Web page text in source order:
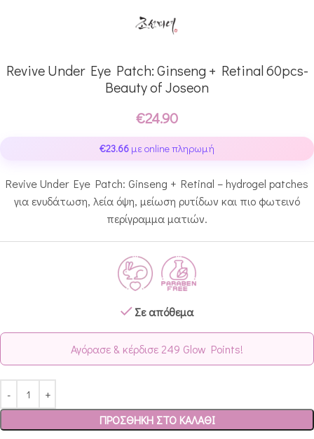
Revive Under Eye Patch: Ginseng + Retinal 60pcs-
Beauty of Joseon
€24.90
€23.66 με online πληρωμή
Revive Under Eye Patch: Ginseng + Retinal – hydrogel patches
για ενυδάτωση, λεία όψη, μείωση ρυτίδων και πιο φωτεινό
περίγραμμα ματιών.
Σε απόθεμα
Αγόρασε & κέρδισε 249 Glow Points!
ΠΡΟΣΘΉΚΗ ΣΤΟ ΚΑΛΆΘΙ